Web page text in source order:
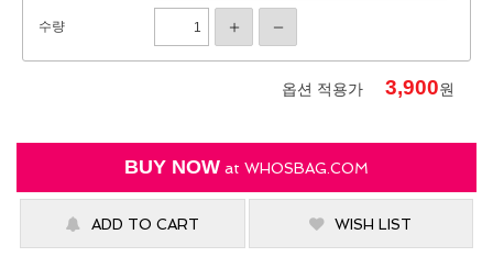
수량
옵션 적용가 3,900원
BUY NOW at WHOSBAG.COM
ADD TO CART WISH LIST